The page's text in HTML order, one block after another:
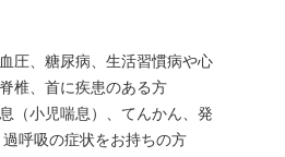
血圧、糖尿病、生活習慣病や心
椎、首に疾患のある方
息（小児喘息）、てんかん、発
過呼吸の症状をお持ちの方